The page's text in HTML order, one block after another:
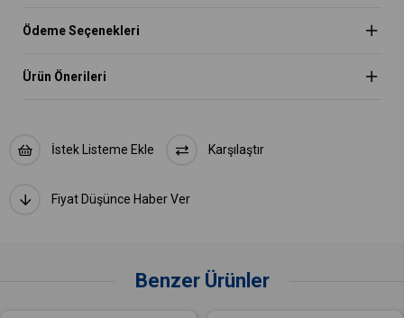
Ödeme Seçenekleri
Ürün Önerileri
İstek Listeme Ekle Karşılaştır
Fiyat Düşünce Haber Ver
Benzer Ürünler